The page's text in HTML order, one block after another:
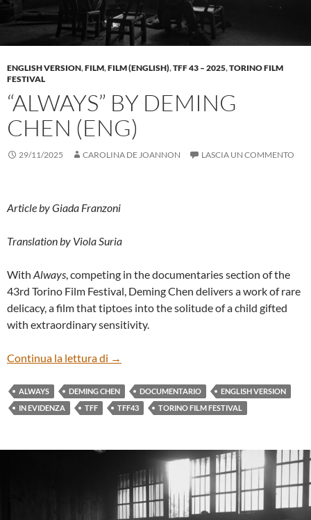
ENGLISH VERSION,FILM,FILM (ENGLISH),TFF 43 – 2025,TORINO FILM
FESTIVAL
“ALWAYS” BY DEMING
CHEN (ENG)
29/11/2025 CAROLINA DE JOANNON LASCIA UN COMMENTO
Article by Giada Franzoni
Translation by Viola Suria
With Always, competing in the documentaries section of the
43rd Torino Film Festival, Deming Chen delivers a work of rare
delicacy, a film that tiptoes into the solitude of a child gifted
with extraordinary sensitivity.
Continua la lettura di “ALWAYS” BY DEMING CHEN (ENG)
→
ALWAYS DEMING CHEN DOCUMENTARIO
ENGLISH VERSION
IN EVIDENZA
TFF TFF43 TORINO FILM FESTIVAL